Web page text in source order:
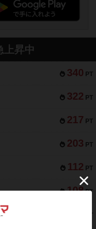
上昇中
340 PT
322 PT
217 PT
203 PT
112 PT
108 PT
PT